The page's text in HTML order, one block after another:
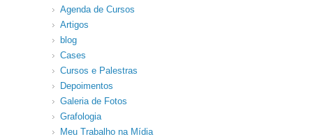
Agenda de Cursos
Artigos
blog
Cases
Cursos e Palestras
Depoimentos
Galeria de Fotos
Grafologia
Meu Trabalho na Mídia